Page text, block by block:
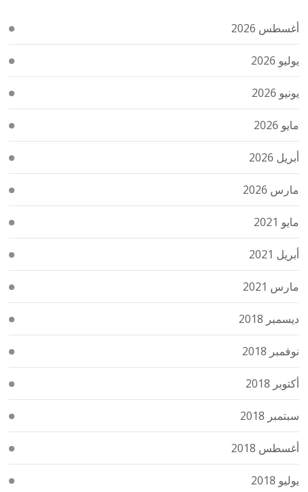
أغسطس 2026
يوليو 2026
يونيو 2026
مايو 2026
أبريل 2026
مارس 2026
مايو 2021
أبريل 2021
مارس 2021
ديسمبر 2018
نوفمبر 2018
أكتوبر 2018
سبتمبر 2018
أغسطس 2018
يوليو 2018